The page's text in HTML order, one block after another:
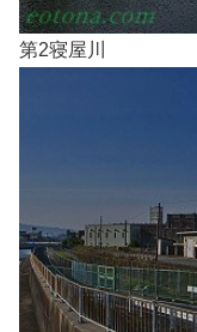
第2寝屋川